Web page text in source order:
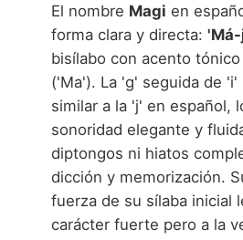
El nombre Magi en
forma clara y directa:
bisílabo con acento
('Ma'). La 'g' seguida de
similar a la 'j' en español,
sonoridad elegante y
diptongos ni hiatos
dicción y memorización.
fuerza de su sílaba inicial
carácter fuerte pero a la